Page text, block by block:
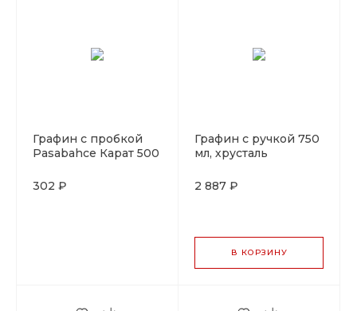
Графин с пробкой
Pasabahce Карат 500
стекло
302 ₽
Графин с ручкой 750
мл, хрусталь
2 887 ₽
В КОРЗИНУ